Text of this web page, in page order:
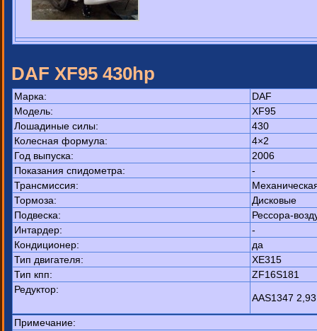
DAF XF95 430hp
Марка:
DAF
Модель:
XF95
Лошадиные силы:
430
Колесная формула:
4×2
Год выпуска:
2006
Показания спидометра:
-
Трансмиссия:
Тормоза:
Дисковые
Подвеска:
Рессора-
Интардер:
-
Кондиционер:
да
Тип двигателя:
XE315
Тип кпп:
ZF16S181
Редуктор:
AAS1347 2,93
Примечание: